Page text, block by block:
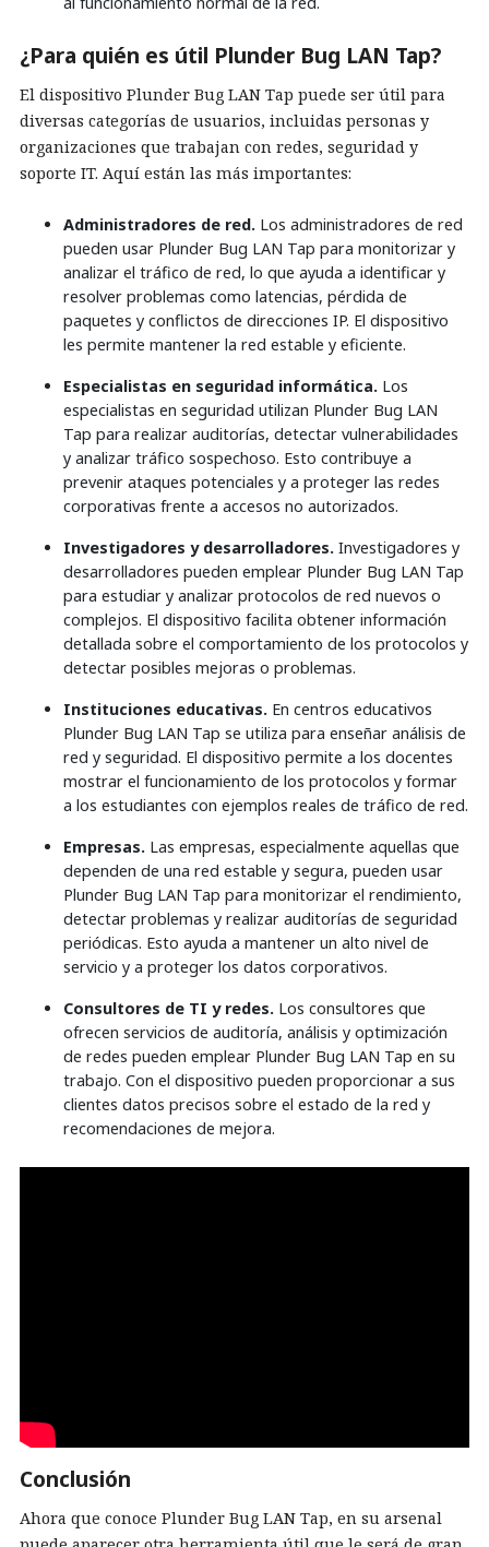
¿Para quién es útil Plunder Bug LAN Tap?
El dispositivo Plunder Bug LAN Tap puede ser útil para
diversas categorías de usuarios, incluidas personas y
organizaciones que trabajan con redes, seguridad y
soporte IT. Aquí están las más importantes:
Administradores de red. Los administradores de red
pueden usar Plunder Bug LAN Tap para monitorizar y
analizar el tráfico de red, lo que ayuda a identificar y
resolver problemas como latencias, pérdida de
paquetes y conflictos de direcciones IP. El dispositivo
les permite mantener la red estable y eficiente.
Especialistas en seguridad informática. Los
especialistas en seguridad utilizan Plunder Bug LAN
Tap para realizar auditorías, detectar vulnerabilidades
y analizar tráfico sospechoso. Esto contribuye a
prevenir ataques potenciales y a proteger las redes
corporativas frente a accesos no autorizados.
Investigadores y desarrolladores. Investigadores y
desarrolladores pueden emplear Plunder Bug LAN Tap
para estudiar y analizar protocolos de red nuevos o
complejos. El dispositivo facilita obtener información
detallada sobre el comportamiento de los protocolos y
detectar posibles mejoras o problemas.
Instituciones educativas. En centros educativos
Plunder Bug LAN Tap se utiliza para enseñar análisis de
red y seguridad. El dispositivo permite a los docentes
mostrar el funcionamiento de los protocolos y formar
a los estudiantes con ejemplos reales de tráfico de red.
Empresas. Las empresas, especialmente aquellas que
dependen de una red estable y segura, pueden usar
Plunder Bug LAN Tap para monitorizar el rendimiento,
detectar problemas y realizar auditorías de seguridad
periódicas. Esto ayuda a mantener un alto nivel de
servicio y a proteger los datos corporativos.
Consultores de TI y redes. Los consultores que
ofrecen servicios de auditoría, análisis y optimización
de redes pueden emplear Plunder Bug LAN Tap en su
trabajo. Con el dispositivo pueden proporcionar a sus
clientes datos precisos sobre el estado de la red y
recomendaciones de mejora.
Conclusión
Ahora que conoce Plunder Bug LAN Tap, en su arsenal